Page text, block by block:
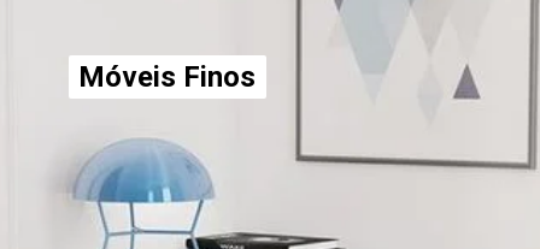
Móveis Finos
Móveis Finos